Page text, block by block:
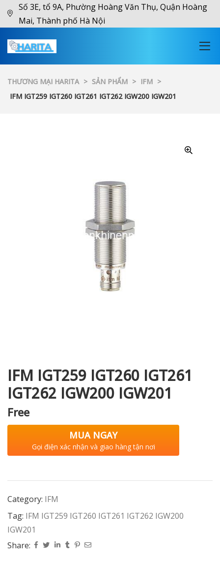
Số 3E, tổ 9A, Phường Hoàng Văn Thụ, Quận Hoàng
Mai, Thành phố Hà Nội
THƯƠNG MẠI HARITA > SẢN PHẨM > IFM >
IFM IGT259 IGT260 IGT261 IGT262 IGW200 IGW201
IFM IGT259 IGT260 IGT261
IGT262 IGW200 IGW201
Free
MUA NGAY
Gọi điện xác nhận và giao hàng tận nơi
Category: IFM
Tag: IFM IGT259 IGT260 IGT261 IGT262 IGW200
IGW201
Share: